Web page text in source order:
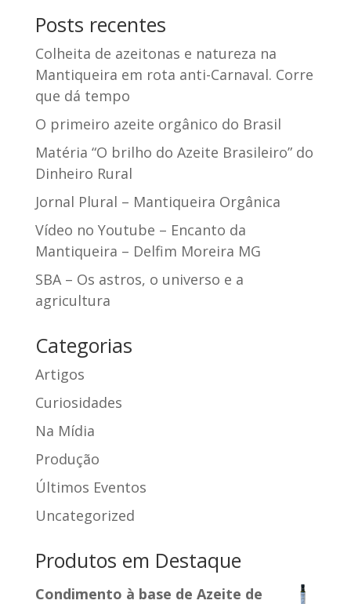
Posts recentes
Colheita de azeitonas e natureza na
Mantiqueira em rota anti-Carnaval. Corre
que dá tempo
O primeiro azeite orgânico do Brasil
Matéria “O brilho do Azeite Brasileiro” do
Dinheiro Rural
Jornal Plural – Mantiqueira Orgânica
Vídeo no Youtube – Encanto da
Mantiqueira – Delfim Moreira MG
SBA – Os astros, o universo e a
agricultura
Categorias
Artigos
Curiosidades
Na Mídia
Produção
Últimos Eventos
Uncategorized
Produtos em Destaque
Condimento à base de Azeite de